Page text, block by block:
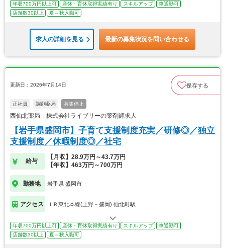
年収700万円以上可 産休・育休取得実績有り スキルアップ
車通勤可
店舗数30以上
夏～秋入職可
求人の詳細を見る 最新の募集状況を問い合わせる
更新日：2026年7月14日 保存する
正社員 調剤薬局 募集停止
西仙北薬局 株式会社ライブリーの薬剤師求人
【岩手県盛岡市】子育て支援制度充実／研修◎／独立
支援制度／休暇制度◎／社宅
給与
【月収】28.9万円～43.7万円
【年収】463万円～700万円
勤務地 岩手県 盛岡市
アクセス ＪＲ東北本線(上野－盛岡) 仙北町駅
年収700万円以上可 産休・育休取得実績有り スキルアップ
車通勤可
店舗数30以上
夏～秋入職可